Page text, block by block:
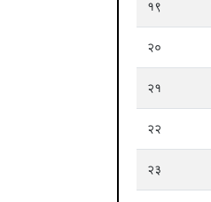
१९
२०
२१
२२
२३